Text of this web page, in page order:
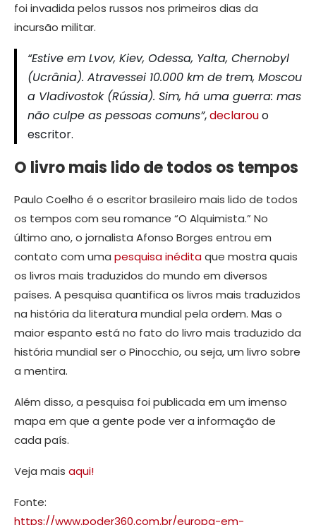
foi invadida pelos russos nos primeiros dias da
incursão militar.
“Estive em Lvov, Kiev, Odessa, Yalta, Chernobyl
(Ucrânia). Atravessei 10.000 km de trem, Moscou
a Vladivostok (Rússia). Sim, há uma guerra: mas
não culpe as pessoas comuns”,declarouo
escritor.
O livro mais lido de todos os tempos
Paulo Coelho é o escritor brasileiro mais lido de todos
os tempos com seu romance “O Alquimista.” No
último ano, o jornalista Afonso Borges entrou em
contato com uma pesquisa inéditaque mostra quais
os livros mais traduzidos do mundo em diversos
países. A pesquisa quantifica os livros mais traduzidos
na história da literatura mundial pela ordem. Mas o
maior espanto está no fato do livro mais traduzido da
história mundial ser o Pinocchio, ou seja, um livro sobre
a mentira.
Além disso, a pesquisa foi publicada em um imenso
mapa em que a gente pode ver a informação de
cada país.
Veja mais aqui!
Fonte:
https://www.poder360.com.br/europa-em-